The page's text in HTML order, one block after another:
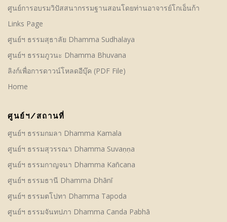
ศูนย์การอบรมวิปัสสนากรรมฐานสอนโดยท่านอาจารย์โกเอ็นก้า
Links Page
ศูนย์ฯ ธรรมสุธาลัย Dhamma Sudhalaya
ศูนย์ฯ ธรรมภูวนะ Dhamma Bhuvana
ลิงก์เพื่อการดาวน์โหลดอีบุ๊ค (PDF File)
Home
ศูนย์ฯ/สถานที่
ศูนย์ฯ ธรรมกมลา Dhamma Kamala
ศูนย์ฯ ธรรมสุวรรณา Dhamma Suvaṇṇa
ศูนย์ฯ ธรรมกาญจนา Dhamma Kañcana
ศูนย์ฯ ธรรมธานี Dhamma Dhānī
ศูนย์ฯ ธรรมตโปทา Dhamma Tapoda
ศูนย์ฯ ธรรมจันทปภา Dhamma Canda Pabhā